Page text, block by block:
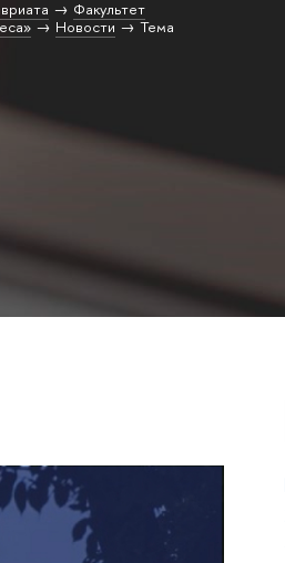
Факультет
Новости
Тема